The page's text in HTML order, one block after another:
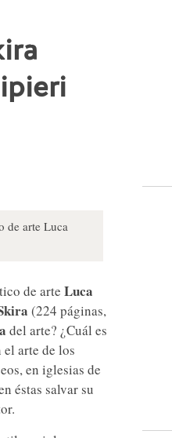
de arte Luca
de arte Luca
(224 páginas,
del arte? ¿Cuál es
arte de los
en iglesias de
éstas salvar su